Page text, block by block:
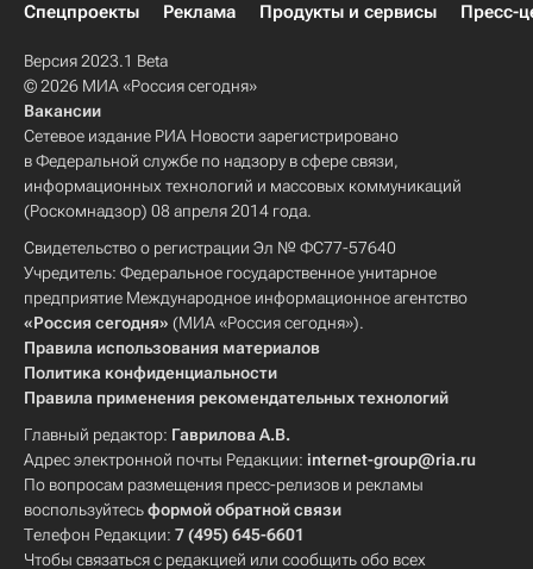
Спецпроекты
Реклама Продукты и сервисы Пресс-
Версия 2023.1 Beta
© 2026 МИА «Россия сегодня»
Вакансии
Сетевое издание РИА Новости зарегистрировано
в Федеральной службе по надзору в сфере связи,
информационных технологий и массовых коммуникаций
(Роскомнадзор) 08 апреля 2014 года.
Свидетельство о регистрации Эл № ФС77-57640
Учредитель: Федеральное государственное унитарное
предприятие Международное информационное агентство
«Россия сегодня» (МИА «Россия сегодня»).
Правила использования материалов
Политика конфиденциальности
Правила применения рекомендательных технологий
Главный редактор: Гаврилова А.В.
Адрес электронной почты Редакции: internet-group@ria.ru
По вопросам размещения пресс-релизов и рекламы
воспользуйтесьформой обратной связи
Телефон Редакции: 7 (495) 645-6601
Чтобы связаться с редакцией или сообщить обо всех